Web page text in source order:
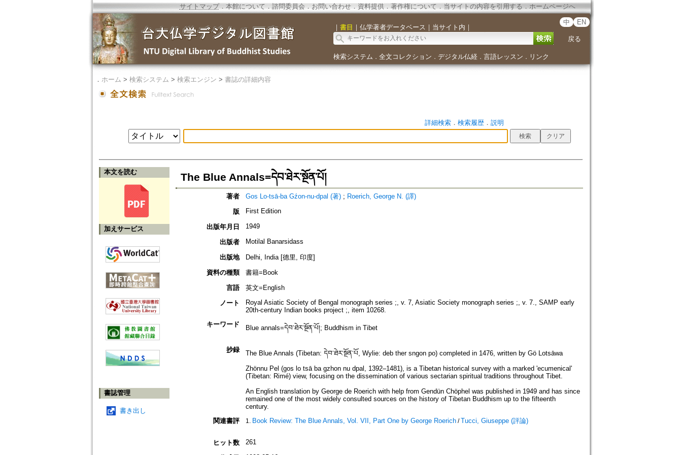
サイトマップ．本館について ． 諮問委員会． お問い合わせ． 資料提供． 著作権について．当サイトの内容を引用する ． ホームページへ
｜ 書目 ｜ 仏学著者データベース ｜ 当サイト内 ｜
中 EN
戻る
検索システム ． 全文コレクション ． デジタル仏経． 言語レッスン ． リンク
． ホーム > 検索システム > 検索エンジン > 書誌の詳細内容
詳細検索． 検索履歴． 説明
本文を読む
加えサービス
書誌管理
書き出し
The Blue Annals=དེབ་ཐེར་སྔོན་པོ།
著者 Gos Lo-tsā-ba Gźon-nu-dpal (著); Roerich, George N. (譯)
版
First Edition
出版年月日 1949
出版者 Motilal Banarsidass
出版地
Delhi, India [德里, 印度]
資料の種類
書籍=Book
言語
英文=English
ノート
Royal Asiatic Society of Bengal monograph series ;, v. 7, Asiatic Society monograph series ;, v. 7., SAMP early
20th-century Indian books project ;, item 10268.
キーワード
Blue annals=དེབ་ཐེར་སྔོན་པོ།; Buddhism in Tibet
抄録
The Blue Annals (Tibetan: དེབ་ཐེར་སྔོན་པོ, Wylie: deb ther sngon po) completed in 1476, written by Gö Lotsāwa
Zhönnu Pel (gos lo tsā ba gzhon nu dpal, 1392–1481), is a Tibetan historical survey with a marked 'ecumenical'
(Tibetan: Rimé) view, focusing on the dissemination of various sectarian spiritual traditions throughout Tibet.
An English translation by George de Roerich with help from Gendün Chöphel was published in 1949 and has since
remained one of the most widely consulted sources on the history of Tibetan Buddhism up to the fifteenth
century.
関連書評
Book Review: The Blue Annals, Vol. VII, Part One by George Roerich/Tucci, Giuseppe (評論)
ヒット数 261